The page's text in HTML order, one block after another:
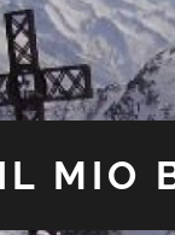
IL MIO